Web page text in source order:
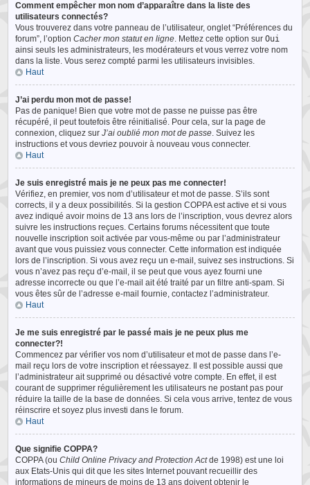
Comment empêcher mon nom d’apparaître dans la liste des
utilisateurs connectés?
Vous trouverez dans votre panneau de l’utilisateur, onglet “Préférences du
forum”, l’optionCacher mon statut en ligne. Mettez cette option surOui
ainsi seuls les administrateurs, les modérateurs et vous verrez votre nom
dans la liste. Vous serez compté parmi les utilisateurs invisibles.
Haut
J’ai perdu mon mot de passe!
Pas de panique! Bien que votre mot de passe ne puisse pas être
récupéré, il peut toutefois être réinitialisé. Pour cela, sur la page de
connexion, cliquez surJ’ai oublié mon mot de passe. Suivez les
instructions et vous devriez pouvoir à nouveau vous connecter.
Haut
Je suis enregistré mais je ne peux pas me connecter!
Vérifiez, en premier, vos nom d’utilisateur et mot de passe. S’ils sont
corrects, il y a deux possibilités. Si la gestion COPPA est active et si vous
avez indiqué avoir moins de 13 ans lors de l’inscription, vous devrez alors
suivre les instructions reçues. Certains forums nécessitent que toute
nouvelle inscription soit activée par vous-même ou par l’administrateur
avant que vous puissiez vous connecter. Cette information est indiquée
lors de l’inscription. Si vous avez reçu un e-mail, suivez ses instructions. Si
vous n’avez pas reçu d’e-mail, il se peut que vous ayez fourni une
adresse incorrecte ou que l’e-mail ait été traité par un filtre anti-spam. Si
vous êtes sûr de l’adresse e-mail fournie, contactez l’administrateur.
Haut
Je me suis enregistré par le passé mais je ne peux plus me
connecter?!
Commencez par vérifier vos nom d’utilisateur et mot de passe dans l’e-
mail reçu lors de votre inscription et réessayez. Il est possible aussi que
l’administrateur ait supprimé ou désactivé votre compte. En effet, il est
courant de supprimer régulièrement les utilisateurs ne postant pas pour
réduire la taille de la base de données. Si cela vous arrive, tentez de vous
réinscrire et soyez plus investi dans le forum.
Haut
Que signifie COPPA?
COPPA (ouChild Online Privacy and Protection Actde 1998) est une loi
aux Etats-Unis qui dit que les sites Internet pouvant recueillir des
informations de mineurs de moins de 13 ans doivent obtenir le